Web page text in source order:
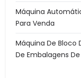
Máquina
Para Venda
Máquina De Bloco
De Embalagens